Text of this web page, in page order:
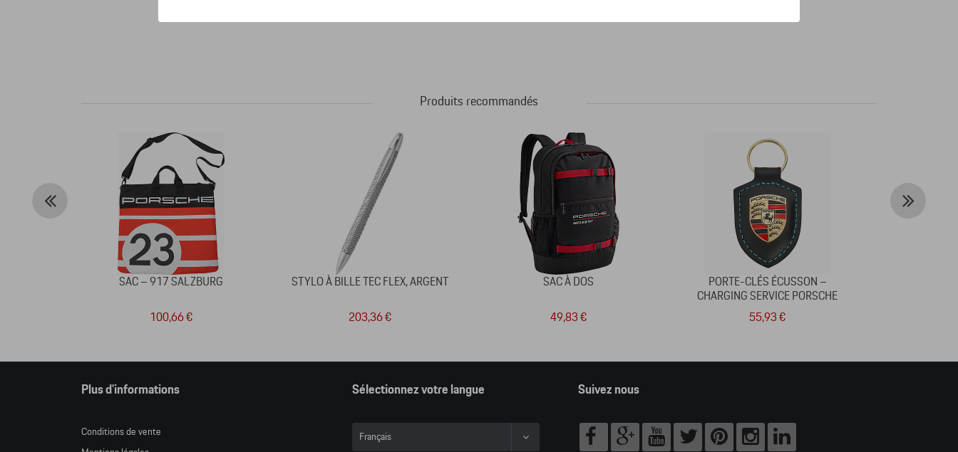
Produits recommandés
SAC – 917 SALZBURG
100,66 €
STYLO À BILLE TEC FLEX, ARGENT
203,36 €
SAC À DOS
49,83 €
PORTE-CLÉS ÉCUSSON –
CHARGING SERVICE PORSCHE
55,93 €
Plus d'informations
Conditions de vente
Sélectionnez votre langue
Français
Suivez nous